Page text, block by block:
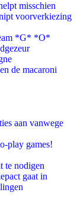
misschien
voorverkiezing
*G* *O*
de macaroni
aan vanwege
play games!
te nodigen
gaat in